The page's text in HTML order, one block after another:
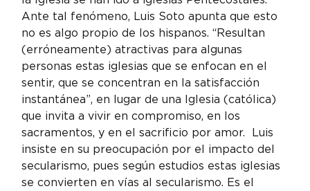
Ante tal fenómeno, Luis Soto apunta que esto
no es algo propio de los hispanos. “Resultan
(erróneamente) atractivas para algunas
personas estas iglesias que se enfocan en el
sentir, que se concentran en la satisfacción
instantánea”, en lugar de una Iglesia (católica)
que invita a vivir en compromiso, en los
sacramentos, y en el sacrificio por amor.  Luis
insiste en su preocupación por el impacto del
secularismo, pues según estudios estas iglesias
se convierten en vías al secularismo. Es el